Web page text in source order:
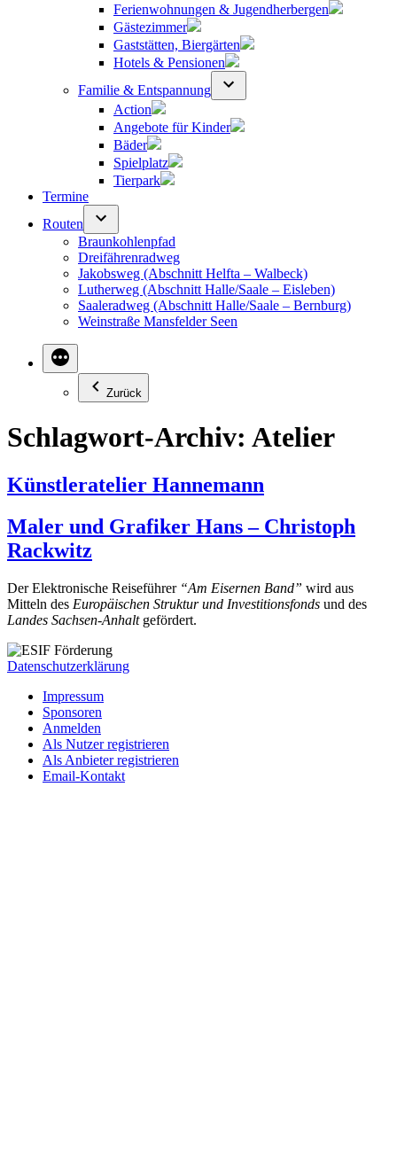
Ferienwohnungen & Jugendherbergen
Gästezimmer
Gaststätten, Biergärten
Hotels & Pensionen
Familie & Entspannung
Action
Angebote für Kinder
Bäder
Spielplatz
Tierpark
Termine
Routen
Braunkohlenpfad
Dreifährenradweg
Jakobsweg (Abschnitt Helfta – Walbeck)
Lutherweg (Abschnitt Halle/Saale – Eisleben)
Saaleradweg (Abschnitt Halle/Saale – Bernburg)
Weinstraße Mansfelder Seen
Zurück
Schlagwort-Archiv: Atelier
Künstleratelier Hannemann
Maler und Grafiker Hans – Christoph
Rackwitz
Der Elektronische Reiseführer “Am Eisernen Band” wird aus
Mitteln des Europäischen Struktur und Investitionsfonds und des
Landes Sachsen-Anhaltgefördert.
Datenschutzerklärung
Impressum
Sponsoren
Anmelden
Als Nutzer registrieren
Als Anbieter registrieren
Email-Kontakt